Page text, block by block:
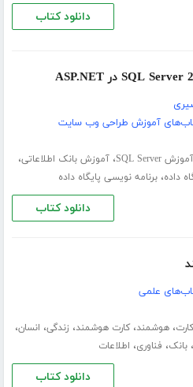
دانلود کتاب
آموزش طراحی وب سایت
آموزش SQL Server ،آموزش بانک اطلاعاتی،
داده،برنامه نویسی پایگاه داده
دانلود کتاب
علمی
کارت،هوشمند،کارت هوشمند، زندگی، انسان،
،بانک، فناوری، اطلاعات
دانلود کتاب